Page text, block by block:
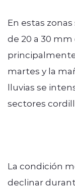
En estas
de 20 a 30
martes y la
lluvias se
sectores
La condición
declinar